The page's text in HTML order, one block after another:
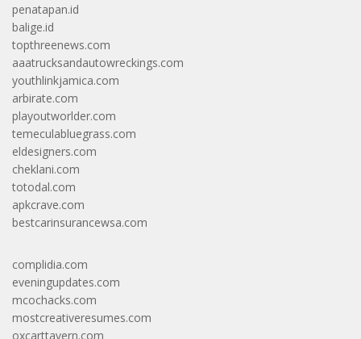
penatapan.id
balige.id
topthreenews.com
aaatrucksandautowreckings.com
youthlinkjamica.com
arbirate.com
playoutworlder.com
temeculabluegrass.com
eldesigners.com
cheklani.com
totodal.com
apkcrave.com
bestcarinsurancewsa.com
complidia.com
eveningupdates.com
mcochacks.com
mostcreativeresumes.com
oxcarttavern.com